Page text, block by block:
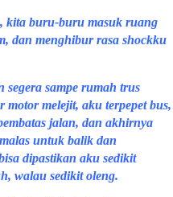
kita buru-buru masuk ruang
dan menghibur rasa shockku
segera sampe rumah trus
melejit, aku terpepet bus,
jalan, dan akhirnya
untuk balik dan
dipastikan aku sedikit
walau sedikit oleng.